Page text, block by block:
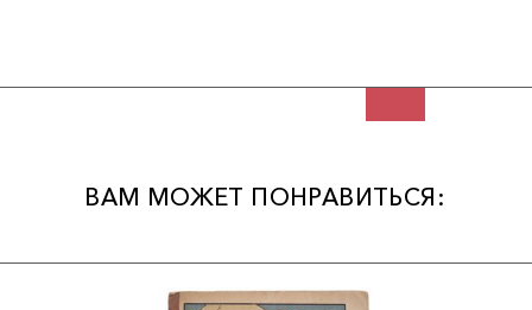
ВАМ МОЖЕТ ПОНРАВИТЬСЯ: